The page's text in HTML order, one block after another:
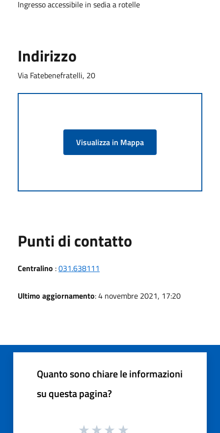
Ingresso accessibile in sedia a rotelle
Indirizzo
Via Fatebenefratelli, 20
Visualizza in Mappa
Punti di contatto
Centralino :031.638111
Ultimo aggiornamento: 4 novembre 2021, 17:20
Quanto sono chiare le informazioni
su questa pagina?